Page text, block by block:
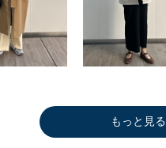
もっと見る